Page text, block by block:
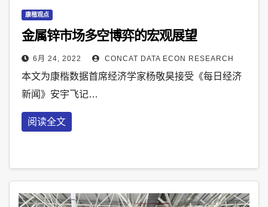
康楷观点
金属锌市场多空博弈的宏观展望
6月 24, 2022 CONCAT DATA ECON RESEARCH
本文为康楷数据首席经济学家杨敬昊接受《每日经济
新闻》安宇飞记…
阅读全文